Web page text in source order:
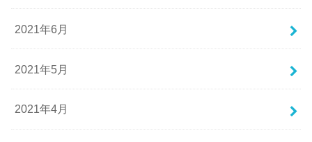
2021年6月
2021年5月
2021年4月